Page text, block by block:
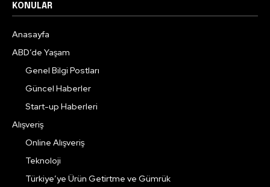
KONULAR
Anasayfa
ABD’de Yaşam
Genel Bilgi Postları
Güncel Haberler
Start-up Haberleri
Alışveriş
Online Alışveriş
Teknoloji
Türkiye’ye Ürün Getirtme ve Gümrük